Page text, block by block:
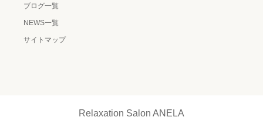
ブログ一覧
NEWS一覧
サイトマップ
Relaxation Salon ANELA